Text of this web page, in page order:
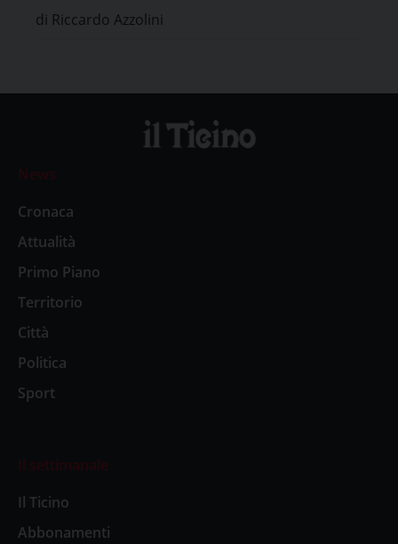
di Riccardo Azzolini
News
Cronaca
Attualità
Primo Piano
Territorio
Città
Politica
Sport
Il settimanale
Il Ticino
Abbonamenti